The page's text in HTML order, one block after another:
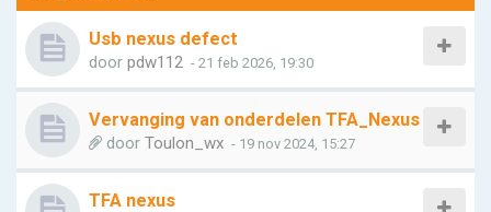
Usb nexus defect
door pdw112 - 21 feb 2026, 19:30
Vervanging van onderdelen TFA_Nexus
door Toulon_wx - 19 nov 2024, 15:27
TFA nexus